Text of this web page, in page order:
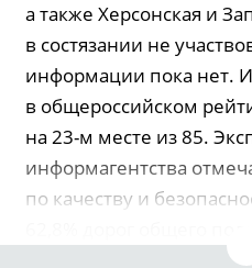
а также Херсонская и
в состязании не
информации пока нет.
в общероссийском
на 23-м месте из 85.
информагентства
по качеству и